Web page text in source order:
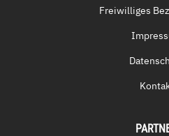
Freiwilliges